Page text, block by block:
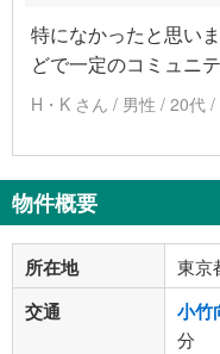
特になかったと思い
どで一定のコミュニ
H・K さん / 男性 / 20代 /
物件概要
所在地 東京
交通 小竹
分